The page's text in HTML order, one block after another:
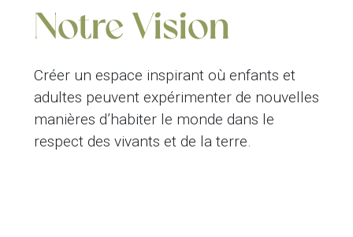
Notre Vision
Créer un espace inspirant où enfants et
adultes peuvent expérimenter de nouvelles
manières d’habiter le monde dans le
respect des vivants et de la terre.